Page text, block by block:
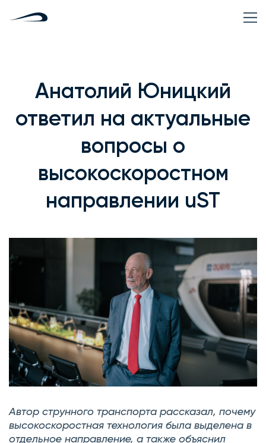
Анатолий Юницкий
ответил на актуальные
вопросы о
высокоскоростном
направлении uST
Автор струнного транспорта рассказал, почему
высокоскоростная технология была выделена в
отдельное направление, а также объяснил